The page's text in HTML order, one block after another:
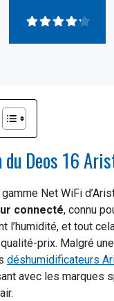
Deos 16
Net WiFi
connecté, connu
l’humidité, et tout
prix. Malgré
déshumidificateurs
avec les marques